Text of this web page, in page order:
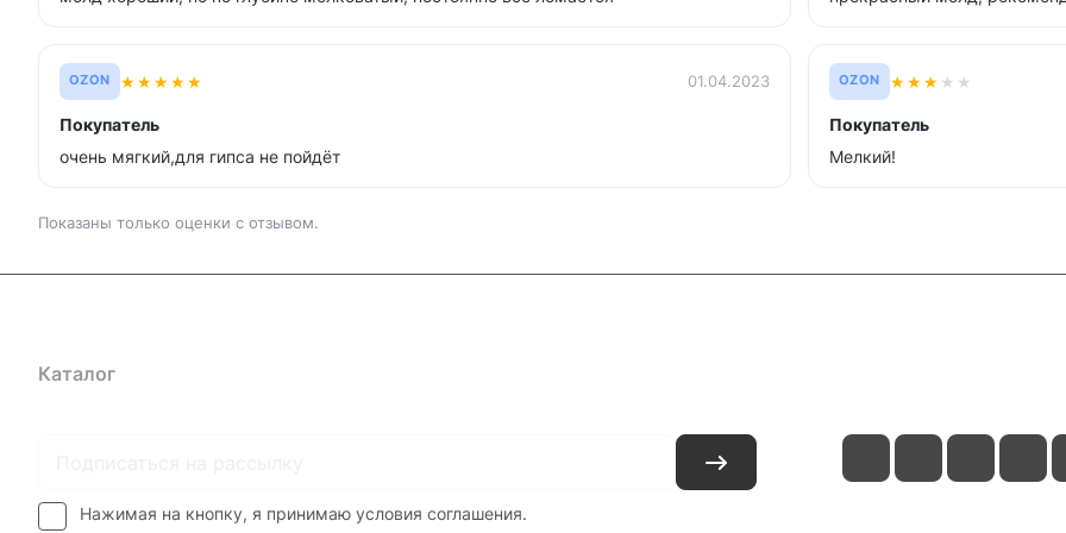
OZON ★★★★★ 01.04.2023
Покупатель
очень мягкий,для гипса не пойдёт
OZON ★★★ ★ ★
Покупатель
Мелкий!
Показаны только оценки с отзывом.
Каталог
Нажимая на кнопку, я принимаю условия соглашения.